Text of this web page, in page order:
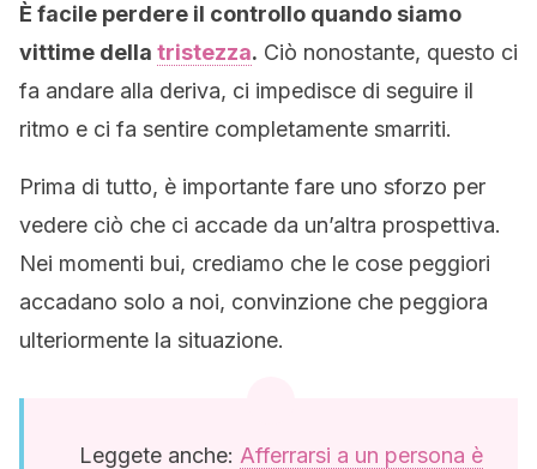
È facile perdere il controllo quando siamo
vittime della tristezza. Ciò nonostante, questo ci
fa andare alla deriva, ci impedisce di seguire il
ritmo e ci fa sentire completamente smarriti.
Prima di tutto, è importante fare uno sforzo per
vedere ciò che ci accade da un’altra prospettiva.
Nei momenti bui, crediamo che le cose peggiori
accadano solo a noi, convinzione che peggiora
ulteriormente la situazione.
Leggete anche: Afferrarsi a un persona è